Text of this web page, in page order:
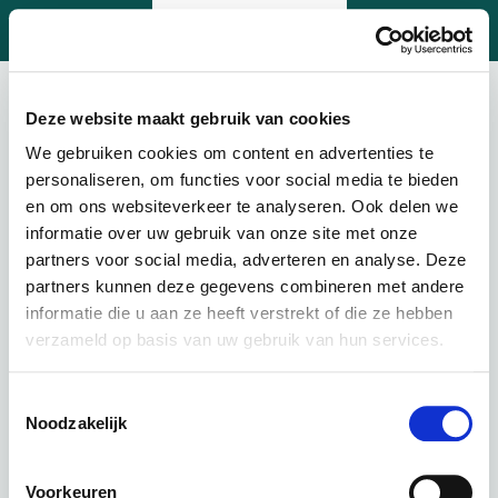
Deze website maakt gebruik van cookies
We gebruiken cookies om content en advertenties te
personaliseren, om functies voor social media te bieden
en om ons websiteverkeer te analyseren. Ook delen we
informatie over uw gebruik van onze site met onze
partners voor social media, adverteren en analyse. Deze
partners kunnen deze gegevens combineren met andere
informatie die u aan ze heeft verstrekt of die ze hebben
verzameld op basis van uw gebruik van hun services.
Noodzakelijk
Voorkeuren
1. Uitvoering 2. Accessoires
Bezorgen of ophalen
Leveren
Lening op afbetaling bij Lease-mijn-fiets.be
43,85 p.m.